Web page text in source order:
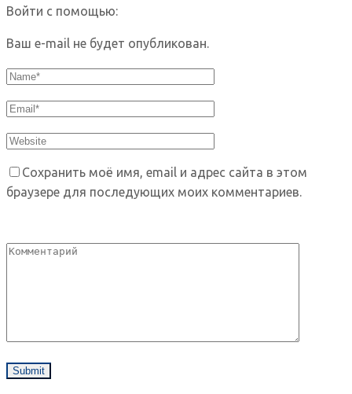
Войти с помощью:
Ваш e-mail не будет опубликован.
Сохранить моё имя, email и адрес сайта в этом
браузере для последующих моих комментариев.